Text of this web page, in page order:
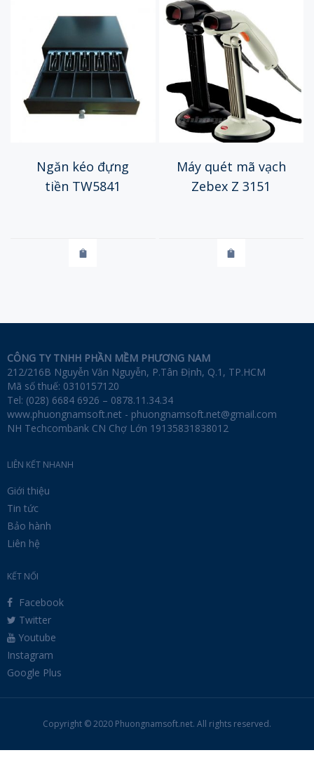
Ngăn kéo đựng
tiền TW5841
Máy quét mã vạch
Zebex Z 3151
CÔNG TY TNHH PHẦN MỀM PHƯƠNG NAM
212/216B Nguyễn Văn Nguyễn, P.Tân Định, Q.1, TP.HCM
Mã số thuế: 0310157120
Tel: (028) 6684 6926 – 0878.11.34.34
www.phuongnamsoft.net - phuongnamsoft.net@gmail.com
NH Techcombank CN Chợ Lớn 19135831838012
LIÊN KẾT NHANH
Giới thiệu
Tin tức
Bảo hành
Liên hệ
KẾT NỐI
Facebook
Twitter
Youtube
Instagram
Google Plus
Copyright © 2020 Phuongnamsoft.net. All rights reserved.